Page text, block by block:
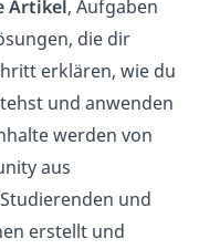
Artikel, Aufgaben
die dir
erklären, wie du
und anwenden
werden von
aus
und
erstellt und